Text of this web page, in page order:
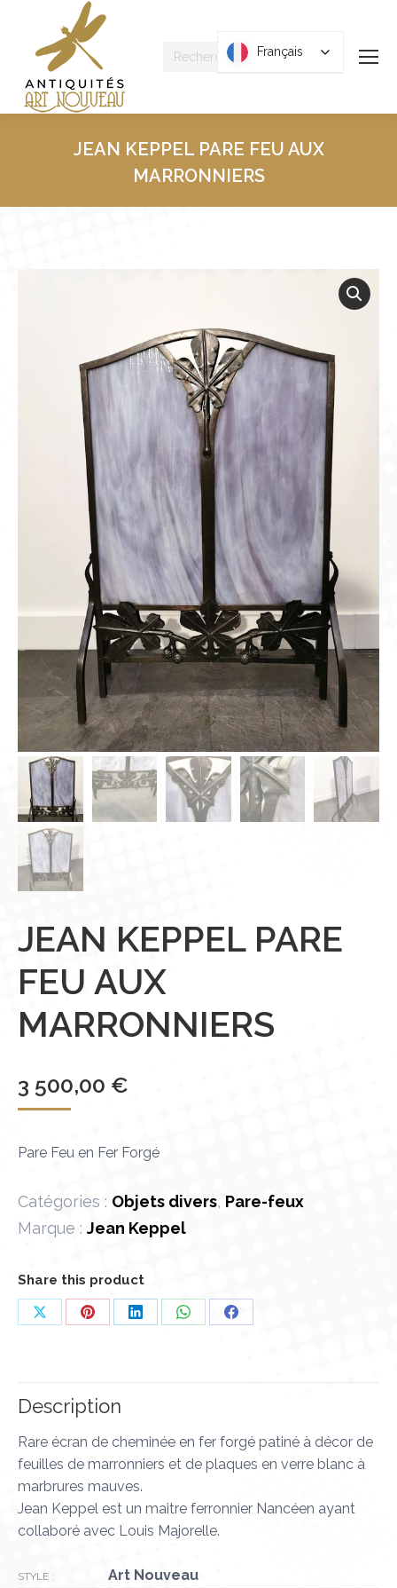
Recherche
JEAN KEPPEL PARE FEU AUX
MARRONNIERS
JEAN KEPPEL PARE
FEU AUX
MARRONNIERS
3 500,00 €
Pare Feu en Fer Forgé
Catégories : Objets divers, Pare-feux
Marque : Jean Keppel
Share this product
PartagerPartagerPartagerPartagerPartager
Description
Rare écran de cheminée en fer forgé patiné à décor de
feuilles de marronniers et de plaques en verre blanc à
marbrures mauves.
Jean Keppel est un maitre ferronnier Nancéen ayant
collaboré avec Louis Majorelle.
STYLE : Art Nouveau
Français
Français